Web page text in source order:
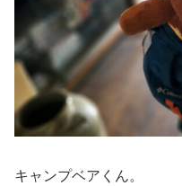
キャンプベアくん。